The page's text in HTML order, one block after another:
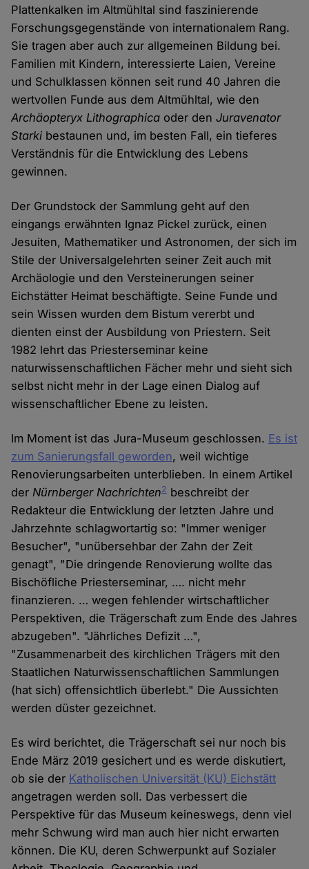
Plattenkalken im Altmühltal sind faszinierende
Forschungsgegenstände von internationalem Rang.
Sie tragen aber auch zur allgemeinen Bildung bei.
Familien mit Kindern, interessierte Laien, Vereine
und Schulklassen können seit rund 40 Jahren die
wertvollen Funde aus dem Altmühltal, wie den
Archäopteryx Lithographica oder denJuravenator
Starki bestaunen und, im besten Fall, ein tieferes
Verständnis für die Entwicklung des Lebens
gewinnen.
Der Grundstock der Sammlung geht auf den
eingangs erwähnten Ignaz Pickel zurück, einen
Jesuiten, Mathematiker und Astronomen, der sich im
Stile der Universalgelehrten seiner Zeit auch mit
Archäologie und den Versteinerungen seiner
Eichstätter Heimat beschäftigte. Seine Funde und
sein Wissen wurden dem Bistum vererbt und
dienten einst der Ausbildung von Priestern. Seit
1982 lehrt das Priesterseminar keine
naturwissenschaftlichen Fächer mehr und sieht sich
selbst nicht mehr in der Lage einen Dialog auf
wissenschaftlicher Ebene zu leisten.
Im Moment ist das Jura-Museum geschlossen. Es ist
zum Sanierungsfall geworden, weil wichtige
Renovierungsarbeiten unterblieben. In einem Artikel
derNürnberger Nachrichten2 beschreibt der
Redakteur die Entwicklung der letzten Jahre und
Jahrzehnte schlagwortartig so: "Immer weniger
Besucher", "unübersehbar der Zahn der Zeit
genagt", "Die dringende Renovierung wollte das
Bischöfliche Priesterseminar, …. nicht mehr
finanzieren. … wegen fehlender wirtschaftlicher
Perspektiven, die Trägerschaft zum Ende des Jahres
abzugeben". "Jährliches Defizit …",
"Zusammenarbeit des kirchlichen Trägers mit den
Staatlichen Naturwissenschaftlichen Sammlungen
(hat sich) offensichtlich überlebt." Die Aussichten
werden düster gezeichnet.
Es wird berichtet, die Trägerschaft sei nur noch bis
Ende März 2019 gesichert und es werde diskutiert,
ob sie der Katholischen Universität (KU) Eichstätt
angetragen werden soll. Das verbessert die
Perspektive für das Museum keineswegs, denn viel
mehr Schwung wird man auch hier nicht erwarten
können. Die KU, deren Schwerpunkt auf Sozialer